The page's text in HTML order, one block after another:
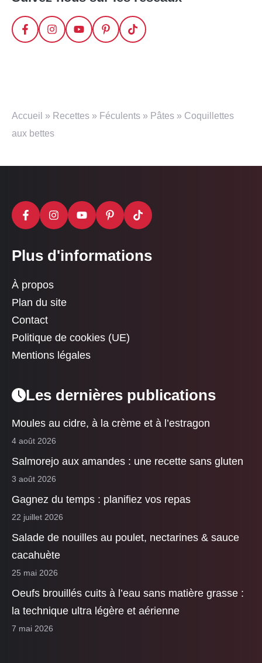
Accueil » Recettes » Féculents » Pâtes » Coquillettes
aux bettes
Plus d'informations
À propos
Plan du site
Contact
Politique de cookies (UE)
Mentions légales
Les dernières publications
Moules au cidre, à la crème et à l’estragon
4 août 2026
Salmorejo aux amandes : une recette sans gluten
3 août 2026
Gagnez du temps : planifiez vos repas
22 juillet 2026
Salade de nouilles au poulet, nectarines & sauce
cacahuète
25 mai 2026
Oeufs brouillés cuits à l’eau sans matière grasse :
la technique ultra légère et aérienne
7 mai 2026